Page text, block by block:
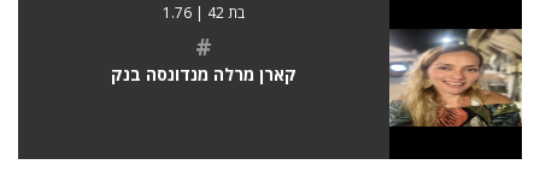
בת 42 | 1.76
#
קארן מרלה מנדונסה בנק